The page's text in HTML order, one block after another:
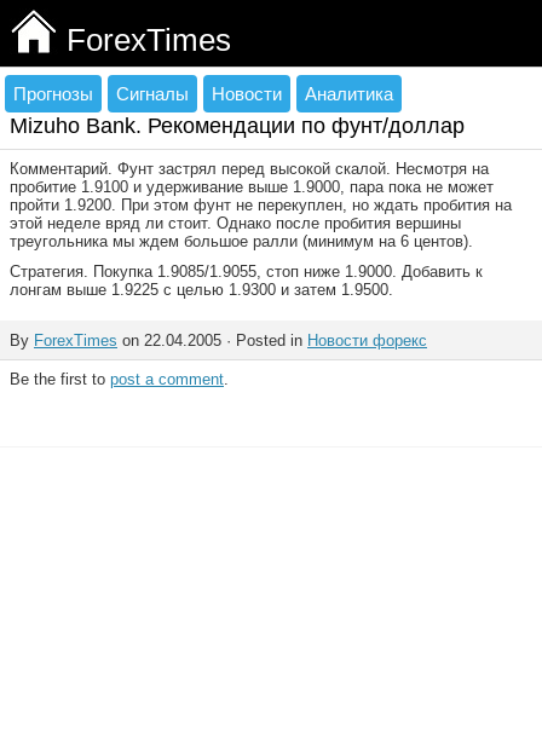
ForexTimes
Прогнозы Сигналы Новости Аналитика
Mizuho Bank. Рекомендации по фунт/доллар
Комментарий. Фунт застрял перед высокой скалой. Несмотря на
пробитие 1.9100 и удерживание выше 1.9000, пара пока не может
пройти 1.9200. При этом фунт не перекуплен, но ждать пробития на
этой неделе вряд ли стоит. Однако после пробития вершины
треугольника мы ждем большое ралли (минимум на 6 центов).
Стратегия. Покупка 1.9085/1.9055, стоп ниже 1.9000. Добавить к
лонгам выше 1.9225 с целью 1.9300 и затем 1.9500.
By ForexTimes on 22.04.2005 · Posted in Новости форекс
Be the first to post a comment.